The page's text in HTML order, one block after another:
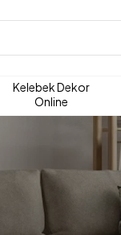
Kelebek Dekor
Online